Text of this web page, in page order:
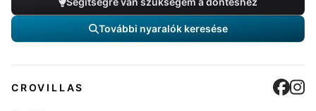
További nyaralók keresése
CROVILLAS